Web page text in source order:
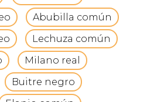
Abubilla común
Lechuza común
Milano real
Buitre negro